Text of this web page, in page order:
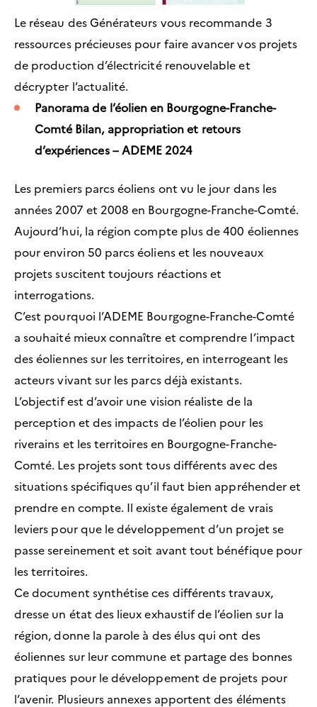
Le réseau des Générateurs vous recommande 3
ressources précieuses pour faire avancer vos projets
de production d’électricité renouvelable et
décrypter l’actualité.
Panorama de l’éolien en Bourgogne-Franche-
Comté Bilan, appropriation et retours
d’expériences – ADEME 2024
Les premiers parcs éoliens ont vu le jour dans les
années 2007 et 2008 en Bourgogne-Franche-Comté.
Aujourd’hui, la région compte plus de 400 éoliennes
pour environ 50 parcs éoliens et les nouveaux
projets suscitent toujours réactions et
interrogations.
C’est pourquoi l’ADEME Bourgogne-Franche-Comté
a souhaité mieux connaître et comprendre l’impact
des éoliennes sur les territoires, en interrogeant les
acteurs vivant sur les parcs déjà existants.
L’objectif est d’avoir une vision réaliste de la
perception et des impacts de l’éolien pour les
riverains et les territoires en Bourgogne-Franche-
Comté. Les projets sont tous différents avec des
situations spécifiques qu’il faut bien appréhender et
prendre en compte. Il existe également de vrais
leviers pour que le développement d’un projet se
passe sereinement et soit avant tout bénéfique pour
les territoires.
Ce document synthétise ces différents travaux,
dresse un état des lieux exhaustif de l’éolien sur la
région, donne la parole à des élus qui ont des
éoliennes sur leur commune et partage des bonnes
pratiques pour le développement de projets pour
l’avenir. Plusieurs annexes apportent des éléments